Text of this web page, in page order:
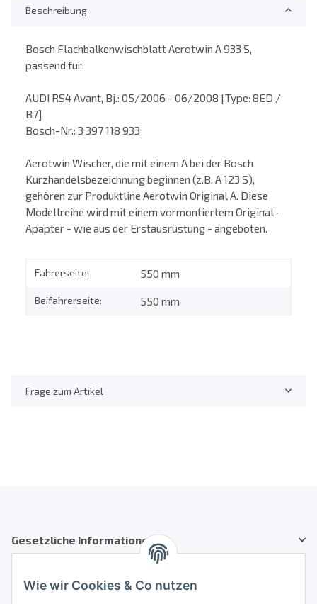
Beschreibung
Bosch Flachbalkenwischblatt Aerotwin A 933 S,
passend für:
AUDI RS4 Avant, Bj.: 05/2006 - 06/2008 [Type: 8ED /
B7]
Bosch-Nr.: 3 397 118 933
Aerotwin Wischer, die mit einem A bei der Bosch
Kurzhandelsbezeichnung beginnen (z.B. A 123 S),
gehören zur Produktline Aerotwin Original A. Diese
Modellreihe wird mit einem vormontiertem Original-
Apapter - wie aus der Erstausrüstung - angeboten.
Fahrerseite: 550 mm
Beifahrerseite: 550 mm
Frage zum Artikel
Gesetzliche Informationen
Wie wir Cookies & Co nutzen